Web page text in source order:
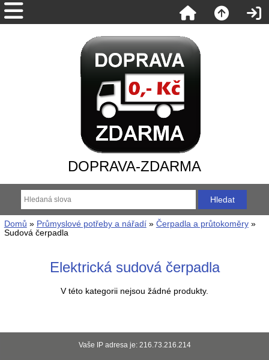
DOPRAVA-ZDARMA
Domů » Průmyslové potřeby a nářadí» Čerpadla a průtokoměry»
Sudová čerpadla
Elektrická sudová čerpadla
V této kategorii nejsou žádné produkty.
Vaše IP adresa je: 216.73.216.214